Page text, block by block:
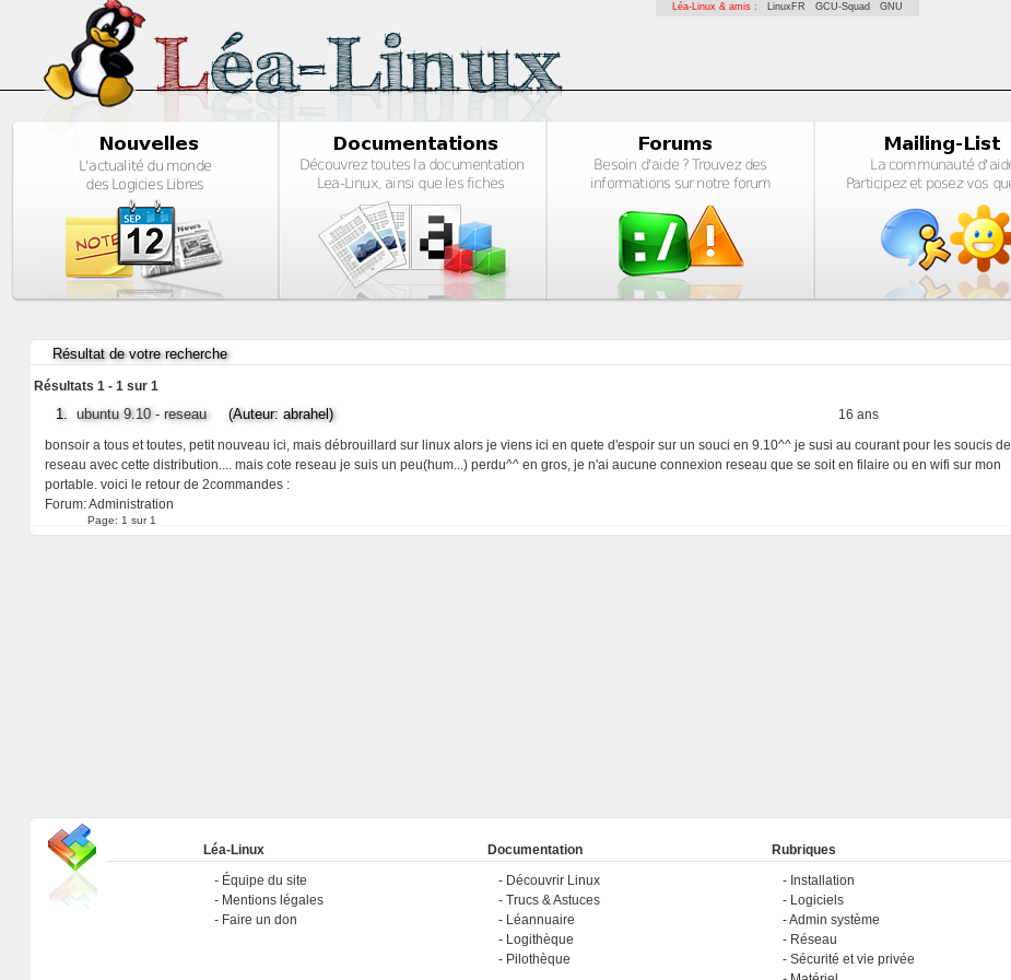
Léa-Linux & amis : LinuxFR GCU-Squad GNU
Résultat de votre recherche
Résultats 1 - 1 sur 1
16 ans
1. ubuntu 9.10 - reseau(Auteur: abrahel)
bonsoir a tous et toutes, petit nouveau ici, mais débrouillard sur linux alors je viens ici en quete d'espoir sur un souci en 9.10^^ je susi au courant pour les soucis de
reseau avec cette distribution.... mais cote reseau je suis un peu(hum...) perdu^^ en gros, je n'ai aucune connexion reseau que se soit en filaire ou en wifi sur mon
portable. voici le retour de 2commandes :
Forum:Administration
Page: 1 sur 1
Léa-Linux
Équipe du site
Mentions légales
Faire un don
Documentation
Découvrir Linux
Trucs & Astuces
Léannuaire
Logithèque
Pilothèque
Rubriques
Installation
Logiciels
Admin système
Réseau
Sécurité et vie privée